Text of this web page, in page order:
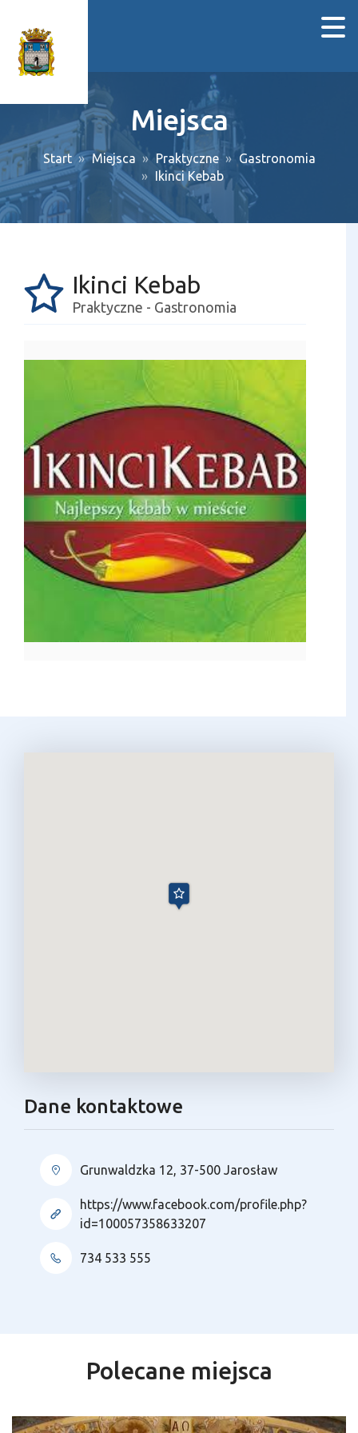
Miejsca
Start Miejsca Praktyczne
Gastronomia
Ikinci Kebab
Ikinci Kebab
Praktyczne - Gastronomia
Dane kontaktowe
Grunwaldzka 12, 37-500 Jarosław
https://www.facebook.com/profile.php?
id=100057358633207
734 533 555
Polecane miejsca